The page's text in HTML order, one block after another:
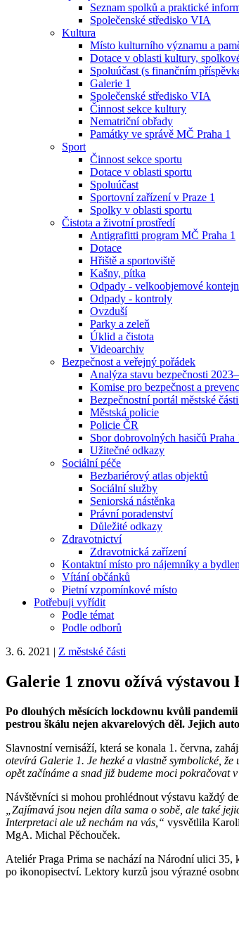
Seznam spolků a praktické
Společenské středisko VIA
Kultura
Místo kulturního významu a
Dotace v oblasti kultury,
Spoluúčast (s finančním
Galerie 1
Společenské středisko VIA
Činnost sekce kultury
Nematriční obřady
Památky ve správě MČ Praha 1
Sport
Činnost sekce sportu
Dotace v oblasti sportu
Spoluúčast
Sportovní zařízení v Praze 1
Spolky v oblasti sportu
Čistota a životní prostředí
Antigrafitti program MČ Praha 1
Dotace
Hřiště a sportoviště
Kašny, pítka
Odpady - velkoobjemové
Odpady - kontroly
Ovzduší
Parky a zeleň
Úklid a čistota
Videoarchiv
Bezpečnost a veřejný pořádek
Analýza stavu bezpečnosti
Komise pro bezpečnost a
Bezpečnostní portál městské části
Městská policie
Policie ČR
Sbor dobrovolných hasičů Praha
Užitečné odkazy
Sociální péče
Bezbariérový atlas objektů
Sociální služby
Seniorská nástěnka
Právní poradenství
Důležité odkazy
Zdravotnictví
Zdravotnická zařízení
Kontaktní místo pro nájemníky a
Vítání občánků
Pietní vzpomínkové místo
Potřebuji vyřídit
Podle témat
Podle odborů
3. 6. 2021 | Z městské části
Galerie 1 znovu ožívá
Po dlouhých měsících lockdownu kvůli
pestrou škálu nejen akvarelových děl. Jejich
Slavnostní vernisáží, která se konala 1. června,
otevírá Galerie 1. Je hezké a vlastně symbolické,
opět začínáme a snad již budeme moci pokračovat
Návštěvníci si mohou prohlédnout výstavu každý
„Zajímavá jsou nejen díla sama o sobě, ale také
Interpretaci ale už nechám na vás,“ vysvětlila
MgA. Michal Pěchouček.
Ateliér Praga Prima se nachází na Národní ulici
po ikonopisectví. Lektory kurzů jsou výrazné